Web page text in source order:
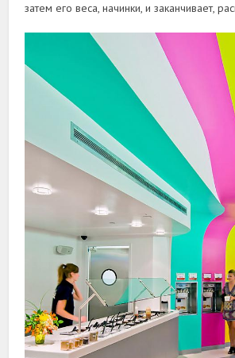
затем его веса, начинки, и заканчивает,